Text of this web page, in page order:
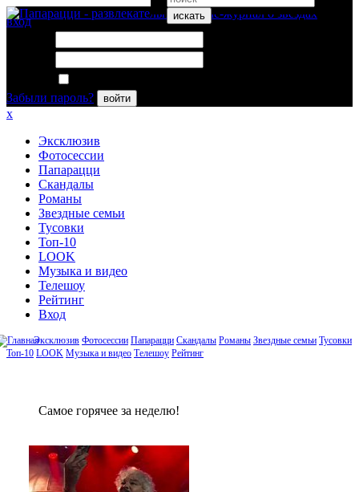
искать
вход
Забыли пароль?
войти
x
Эксклюзив
Фотосессии
Папарацци
Скандалы
Романы
Звездные семьи
Тусовки
Топ-10
LOOK
Музыка и видео
Телешоу
Рейтинг
Вход
Эксклюзив Фотосессии Папарацци Скандалы Романы Звездные семьи Тусовки
Топ-10 LOOK Музыка и видео Телешоу Рейтинг
Сaмое гoрячее за неделю!